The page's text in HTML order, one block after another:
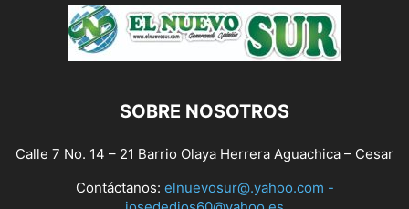
SOBRE NOSOTROS
Calle 7 No. 14 – 21 Barrio Olaya Herrera Aguachica – Cesar
Contáctanos: elnuevosur@.yahoo.com -